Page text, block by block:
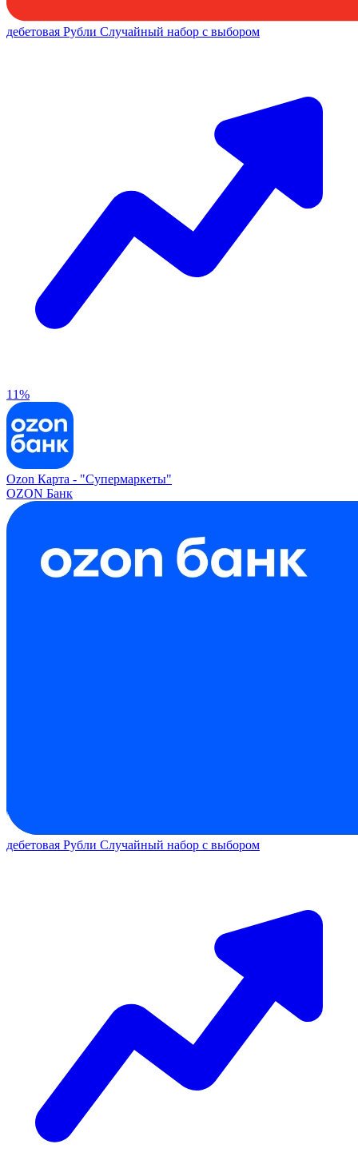
дебетовая Рубли Случайный набор с выбором
11%
Ozon Карта - "Супермаркеты"
OZON Банк
дебетовая Рубли Случайный набор с выбором